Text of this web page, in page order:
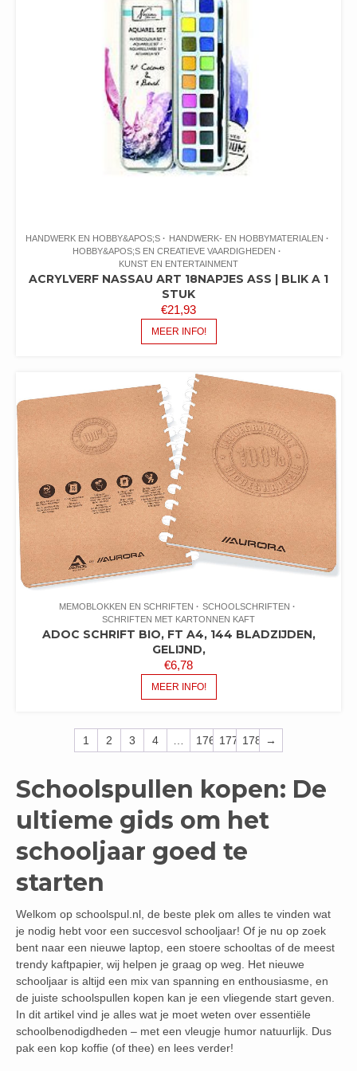
HANDWERK EN HOBBY&APOS;S
HANDWERK- EN HOBBYMATERIALEN
HOBBY&APOS;S EN CREATIEVE VAARDIGHEDEN
KUNST EN ENTERTAINMENT
ACRYLVERF NASSAU ART 18NAPJES ASS | BLIK A 1
STUK
€21,93
MEER INFO!
MEMOBLOKKEN EN SCHRIFTEN
SCHOOLSCHRIFTEN
SCHRIFTEN MET KARTONNEN KAFT
ADOC SCHRIFT BIO, FT A4, 144 BLADZIJDEN,
GELIJND,
€6,78
MEER INFO!
1 2 3 4 176 177 178 →
Schoolspullen kopen: De
ultieme gids om het
schooljaar goed te
starten
Welkom op schoolspul.nl, de beste plek om alles te vinden wat
je nodig hebt voor een succesvol schooljaar! Of je nu op zoek
bent naar een nieuwe laptop, een stoere schooltas of de meest
trendy kaftpapier, wij helpen je graag op weg. Het nieuwe
schooljaar is altijd een mix van spanning en enthousiasme, en
de juiste schoolspullen kopen kan je een vliegende start geven.
In dit artikel vind je alles wat je moet weten over essentiële
schoolbenodigdheden – met een vleugje humor natuurlijk. Dus
pak een kop koffie (of thee) en lees verder!